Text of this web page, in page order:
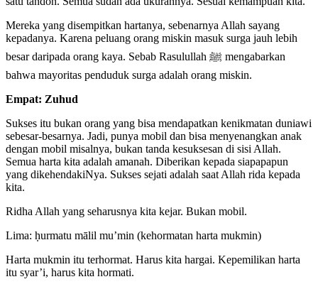
Mereka yang disempitkan hartanya, sebenarnya Allah sayang
kepadanya. Karena peluang orang miskin masuk surga jauh lebih
besar daripada orang kaya. Sebab Rasulullah ﷺ mengabarkan
bahwa mayoritas penduduk surga adalah orang miskin.
Empat: Zuhud
Sukses itu bukan orang yang bisa mendapatkan kenikmatan duniawi
sebesar-besarnya. Jadi, punya mobil dan bisa menyenangkan anak
dengan mobil misalnya, bukan tanda kesuksesan di sisi Allah.
Semua harta kita adalah amanah. Diberikan kepada siapapapun
yang dikehendakiNya. Sukses sejati adalah saat Allah rida kepada
kita.
Ridha Allah yang seharusnya kita kejar. Bukan mobil.
Lima: ḥurmatu mālil mu’min (kehormatan harta mukmin)
Harta mukmin itu terhormat. Harus kita hargai. Kepemilikan harta
itu syar’i, harus kita hormati.